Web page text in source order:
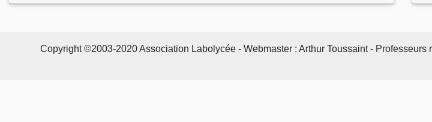
Copyright ©2003-2020 Association Labolycée - Webmaster : Arthur Toussaint -